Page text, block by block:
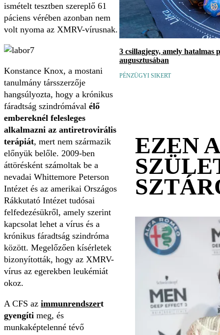
ismételt tesztben szereplő 61
páciens vérében azonban nem
volt nyoma az XMRV-vírusnak.
Konstance Knox, a mostani
tanulmány társszerzője
hangsúlyozta, hogy a krónikus
fáradtság szindrómával élő
embereknél felesleges
alkalmazni az antiretrovirális
terápiát, mert nem származik
előnyük belőle. 2009-ben
áttörésként számoltak be a
nevadai Whittemore Peterson
Intézet és az amerikai Országos
Rákkutató Intézet tudósai
felfedezésükről, amely szerint
kapcsolat lehet a vírus és a
krónikus fáradtság szindróma
között. Megelőzően kísérletek
bizonyították, hogy az XMRV-
vírus az egerekben leukémiát
okoz.
A CFS az immunrendszert
gyengíti meg, és
munkaképtelenné tévő
3 csillagjegy, amely hatalmas
augusztusában
PÉNZÜGYI SIKERT
EZEN